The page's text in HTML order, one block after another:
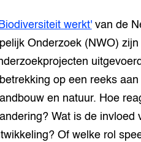
werkt'van de
Onderzoek (NWO) zijn
op een reeks
en natuur. Hoe
Wat is de invloed
Of welke rol